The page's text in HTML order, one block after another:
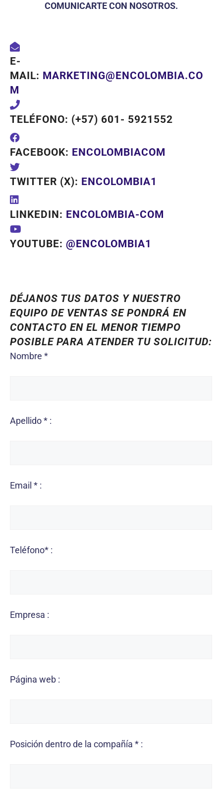
COMUNICARTE CON NOSOTROS.
E-
MAIL: MARKETING@ENCOLOMBIA.CO
M
TELÉFONO: (+57) 601- 5921552
FACEBOOK: ENCOLOMBIACOM
TWITTER (X): ENCOLOMBIA1
LINKEDIN: ENCOLOMBIA-COM
YOUTUBE: @ENCOLOMBIA1
DÉJANOS TUS DATOS Y NUESTRO
EQUIPO DE VENTAS SE PONDRÁ EN
CONTACTO EN EL MENOR TIEMPO
POSIBLE PARA ATENDER TU SOLICITUD:
Nombre *
Apellido * :
Email * :
Teléfono* :
Empresa :
Página web :
Posición dentro de la compañía * :